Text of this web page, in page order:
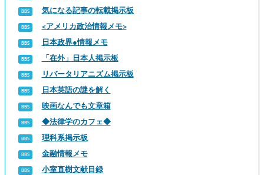
気になる記事の転載掲示板
<アメリカ政治情報メモ>
日本政界●情報メモ
「在外」日本人掲示板
リバータリアニズム掲示板
日本英語の謎を解く
映画なんでも文章箱
◆法律学のカフェ◆
理科系掲示板
金融情報メモ
小室直樹文献目録